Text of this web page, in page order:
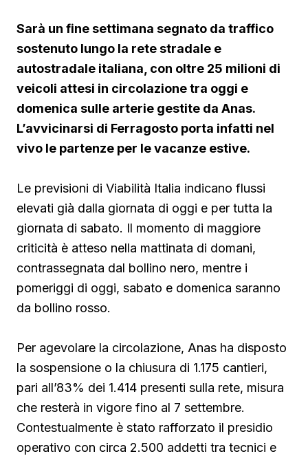
Sarà un fine settimana segnato da traffico
sostenuto lungo la rete stradale e
autostradale italiana, con oltre 25 milioni di
veicoli attesi in circolazione tra oggi e
domenica sulle arterie gestite da Anas.
L’avvicinarsi di Ferragosto porta infatti nel
vivo le partenze per le vacanze estive.
Le previsioni di Viabilità Italia indicano flussi
elevati già dalla giornata di oggi e per tutta la
giornata di sabato. Il momento di maggiore
criticità è atteso nella mattinata di domani,
contrassegnata dal bollino nero, mentre i
pomeriggi di oggi, sabato e domenica saranno
da bollino rosso.
Per agevolare la circolazione, Anas ha disposto
la sospensione o la chiusura di 1.175 cantieri,
pari all’83% dei 1.414 presenti sulla rete, misura
che resterà in vigore fino al 7 settembre.
Contestualmente è stato rafforzato il presidio
operativo con circa 2.500 addetti tra tecnici e